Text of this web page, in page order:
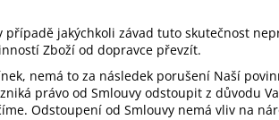
jakýchkoli závad tuto skutečnost
Zboží od dopravce převzít.
nemá to za následek porušení Naší
právo od Smlouvy odstoupit z důvodu
Odstoupení od Smlouvy nemá vliv na